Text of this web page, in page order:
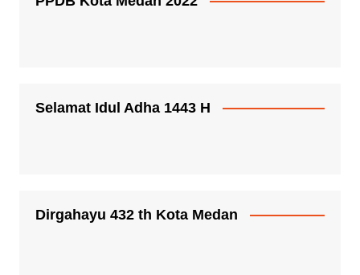
Selamat Idul Adha 1443 H
Dirgahayu 432 th Kota Medan